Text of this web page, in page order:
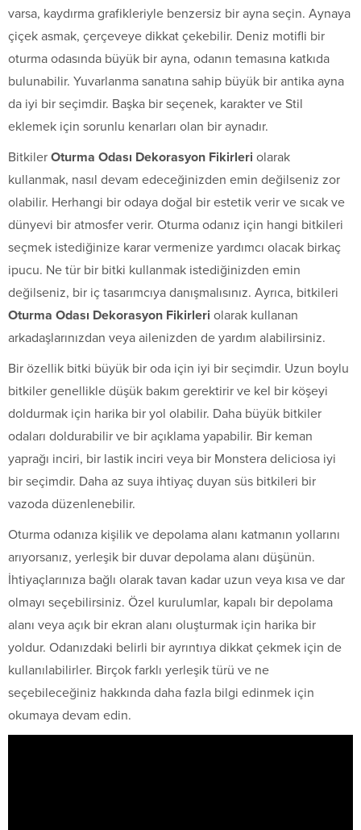
varsa, kaydırma grafikleriyle benzersiz bir ayna seçin. Aynaya
çiçek asmak, çerçeveye dikkat çekebilir. Deniz motifli bir
oturma odasında büyük bir ayna, odanın temasına katkıda
bulunabilir. Yuvarlanma sanatına sahip büyük bir antika ayna
da iyi bir seçimdir. Başka bir seçenek, karakter ve Stil
eklemek için sorunlu kenarları olan bir aynadır.
Bitkiler Oturma Odası Dekorasyon Fikirleri olarak
kullanmak, nasıl devam edeceğinizden emin değilseniz zor
olabilir. Herhangi bir odaya doğal bir estetik verir ve sıcak ve
dünyevi bir atmosfer verir. Oturma odanız için hangi bitkileri
seçmek istediğinize karar vermenize yardımcı olacak birkaç
ipucu. Ne tür bir bitki kullanmak istediğinizden emin
değilseniz, bir iç tasarımcıya danışmalısınız. Ayrıca, bitkileri
Oturma Odası Dekorasyon Fikirleri olarak kullanan
arkadaşlarınızdan veya ailenizden de yardım alabilirsiniz.
Bir özellik bitki büyük bir oda için iyi bir seçimdir. Uzun boylu
bitkiler genellikle düşük bakım gerektirir ve kel bir köşeyi
doldurmak için harika bir yol olabilir. Daha büyük bitkiler
odaları doldurabilir ve bir açıklama yapabilir. Bir keman
yaprağı inciri, bir lastik inciri veya bir Monstera deliciosa iyi
bir seçimdir. Daha az suya ihtiyaç duyan süs bitkileri bir
vazoda düzenlenebilir.
Oturma odanıza kişilik ve depolama alanı katmanın yollarını
arıyorsanız, yerleşik bir duvar depolama alanı düşünün.
İhtiyaçlarınıza bağlı olarak tavan kadar uzun veya kısa ve dar
olmayı seçebilirsiniz. Özel kurulumlar, kapalı bir depolama
alanı veya açık bir ekran alanı oluşturmak için harika bir
yoldur. Odanızdaki belirli bir ayrıntıya dikkat çekmek için de
kullanılabilirler. Birçok farklı yerleşik türü ve ne
seçebileceğiniz hakkında daha fazla bilgi edinmek için
okumaya devam edin.